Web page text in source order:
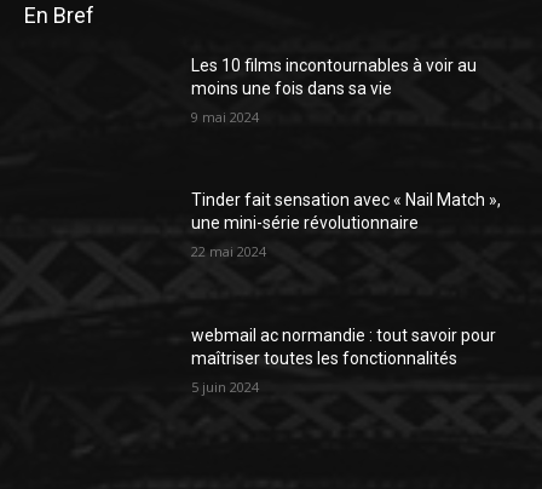
En Bref
Les 10 films incontournables à voir au
moins une fois dans sa vie
9 mai 2024
Tinder fait sensation avec « Nail Match »,
une mini-série révolutionnaire
22 mai 2024
webmail ac normandie : tout savoir pour
maîtriser toutes les fonctionnalités
5 juin 2024